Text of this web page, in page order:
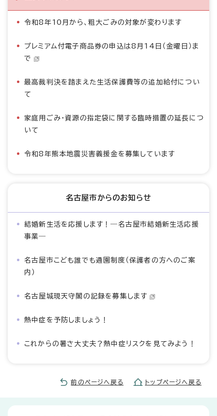
令和8年10月から、粗大ごみの対象が変わります
プレミアム付電子商品券の申込は8月14日（金曜日）ま
で
最高裁判決を踏まえた生活保護費等の追加給付につい
て
家庭用ごみ・資源の指定袋に関する臨時措置の延長につ
いて
令和8年熊本地震災害義援金を募集しています
名古屋市からのお知らせ
結婚新生活を応援します！―名古屋市結婚新生活応援
事業―
名古屋市こども誰でも通園制度（保護者の方へのご案
内）
名古屋城現天守閣の記録を募集します
熱中症を予防しましょう！
これからの暑さ大丈夫？熱中症リスクを見てみよう！
前のページへ戻る トップページへ戻る